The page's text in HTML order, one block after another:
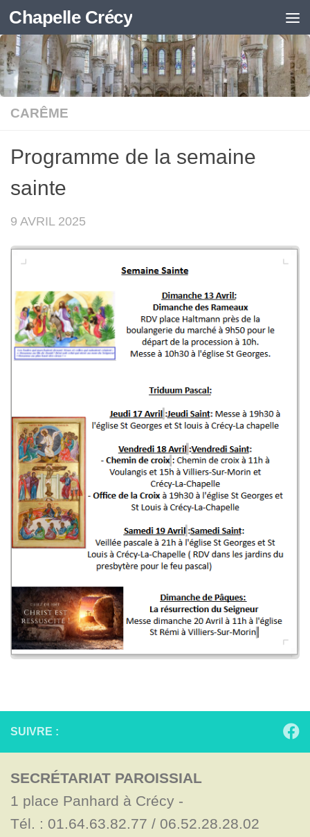
Skip to content
Chapelle Crécy
CARÊME
Programme de la semaine
sainte
9 AVRIL 2025
SUIVRE :
SECRÉTARIAT PAROISSIAL
1 place Panhard à Crécy -
Tél. : 01.64.63.82.77 / 06.52.28.28.02